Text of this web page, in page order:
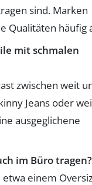
sind. Marken
Qualitäten häufig
mit schmalen
zwischen weit
Jeans oder
ausgeglichene
im Büro tragen?
einem